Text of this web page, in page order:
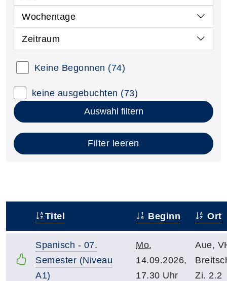
Wochentage
Zeitraum
Keine Begonnen (74)
keine ausgebuchten (73)
Auswahl filtern
Filter leeren
Titel Beginn Ort
Spanisch - 07.
Semester (Niveau
A1)
Mo.
14.09.2026,
17.30 Uhr
Aue,
Zi. 2.2